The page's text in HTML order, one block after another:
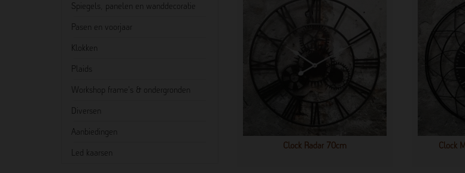
Spiegels, panelen en wanddecoratie
Pasen en voorjaar
Klokken
Plaids
Workshop frame's & ondergronden
Diversen
Aanbiedingen
Led kaarsen
Clock Radar 70cm Clock